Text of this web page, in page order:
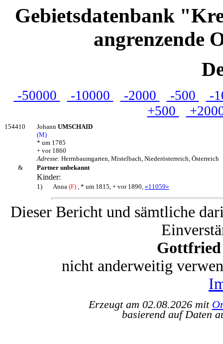
Gebietsdatenbank
angrenzende
-50000 -10000 -2000 -500
-
+500
154410 Johann UMSCHAID
(M)
* um 1785
+ vor 1860
Adresse: Herrnbaumgarten, Mistelbach, Niederösterreich, Österreich
&
Partner unbekannt
Kinder:
1) Anna (F) , * um 1815, + vor 1890, «11059»
Dieser Bericht und sämtliche
Gottfried
nicht anderweitig
Erzeugt am 02.08.2026 mit
basierend auf Daten